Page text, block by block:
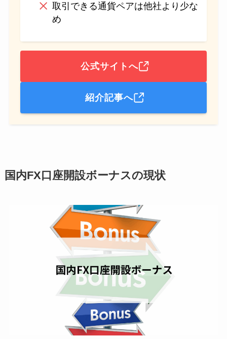
取引できる通貨ペアは他社より少な
め
公式サイトへ
紹介記事へ
国内FX口座開設ボーナスの現状